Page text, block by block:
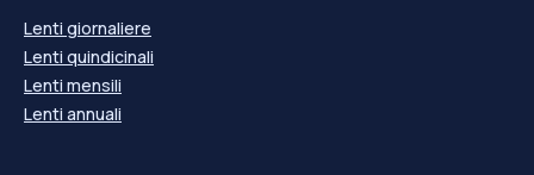
Lenti giornaliere
Lenti quindicinali
Lenti mensili
Lenti annuali